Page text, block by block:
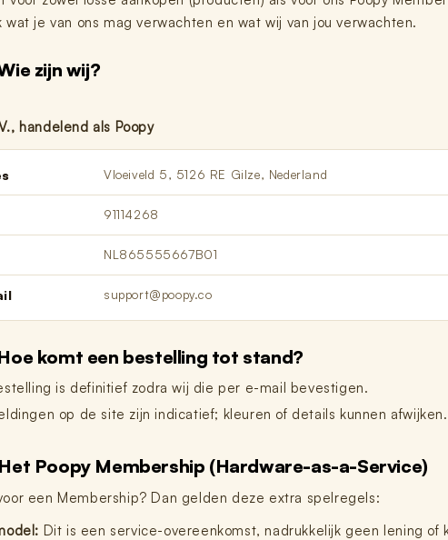
wat je van ons mag verwachten en wat wij van jou verwachten.
zijn wij?
handelend als Poopy
Vloeiveld 5, 5126 RE Gilze, Nederland
91114268
NL865555667B01
support@poopy.co
komt een bestelling tot stand?
is definitief zodra wij die per e-mail bevestigen.
op de site zijn indicatief; kleuren of details kunnen afwijken.
Het Poopy Membership (Hardware-as-a-Service)
een Membership? Dan gelden deze extra spelregels:
Dit is een service-overeenkomst, nadrukkelijk geen lening